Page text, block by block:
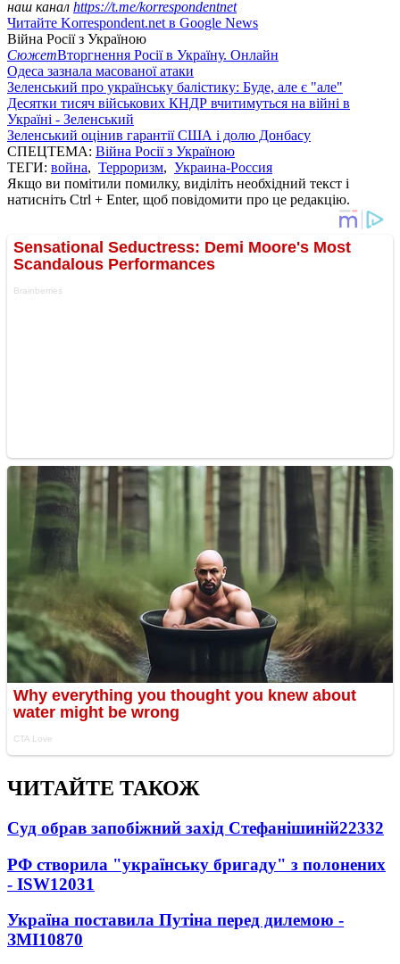
наш канал https://t.me/korrespondentnet
Читайте Korrespondent.net в Google News
Війна Росії з Україною
СюжетВторгнення Росії в Україну. Онлайн
Одеса зазнала масованої атаки
Зеленський про українську балістику: Буде, але є "але"
Десятки тисяч військових КНДР вчитимуться на війні в
Україні - Зеленський
Зеленський оцінив гарантії США і долю Донбасу
СПЕЦТЕМА: Війна Росії з Україною
ТЕГИ: война, Терроризм, Украина-Россия
Якщо ви помітили помилку, виділіть необхідний текст і
натисніть Ctrl + Enter, щоб повідомити про це редакцію.
ЧИТАЙТЕ ТАКОЖ
Суд обрав запобіжний захід Стефанішиній22332
РФ створила "українську бригаду" з полонених
- ISW12031
Україна поставила Путіна перед дилемою -
ЗМІ10870